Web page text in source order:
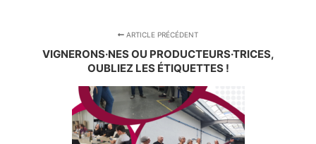
ARTICLE PRÉCÉDENT
VIGNERONS·NES OU PRODUCTEURS·TRICES,
OUBLIEZ LES ÉTIQUETTES !